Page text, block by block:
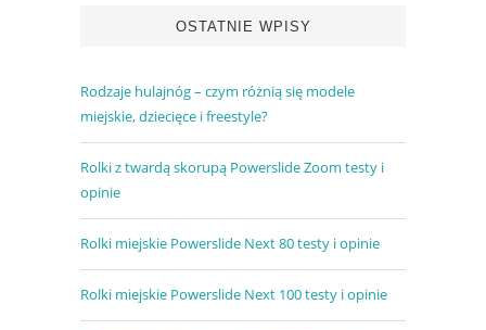
OSTATNIE WPISY
Rodzaje hulajnóg – czym różnią się modele
miejskie, dziecięce i freestyle?
Rolki z twardą skorupą Powerslide Zoom testy i
opinie
Rolki miejskie Powerslide Next 80 testy i opinie
Rolki miejskie Powerslide Next 100 testy i opinie